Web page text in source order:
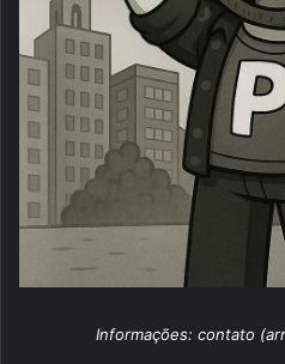
Informações: contato